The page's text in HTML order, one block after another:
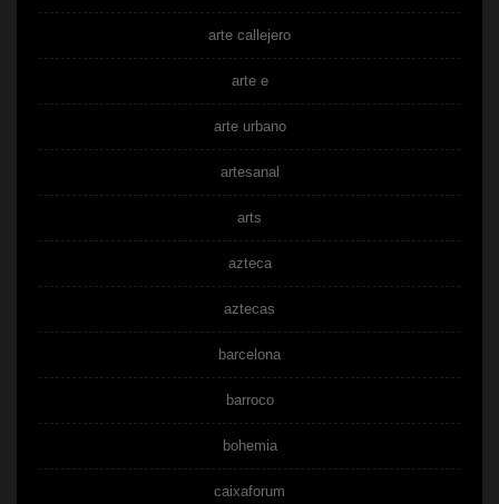
arte callejero
arte e
arte urbano
artesanal
arts
azteca
aztecas
barcelona
barroco
bohemia
caixaforum